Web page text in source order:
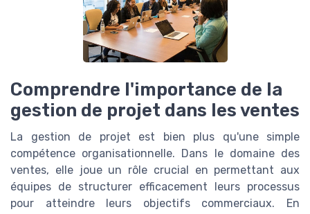
Comprendre l'importance de la
gestion de projet dans les ventes
La gestion de projet est bien plus qu'une simple
compétence organisationnelle. Dans le domaine des
ventes, elle joue un rôle crucial en permettant aux
équipes de structurer efficacement leurs processus
pour atteindre leurs objectifs commerciaux. En